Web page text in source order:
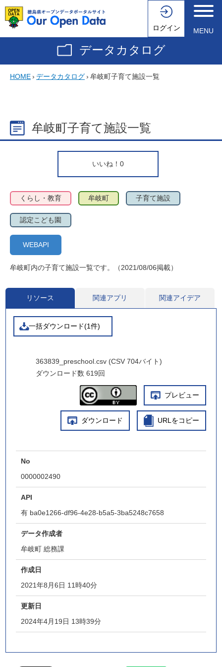
ログイン MENU
データカタログ
HOME› データカタログ› 牟岐町子育て施設一覧
牟岐町子育て施設一覧
いいね！ 0
くらし・教育 牟岐町 子育て施設
認定こども園
WEBAPI
牟岐町内の子育て施設一覧です。（2021/08/06掲載）
リソース 関連アプリ 関連アイデア
一括ダウンロード(1件)
363839_preschool.csv (CSV 704バイト)
ダウンロード数 619回
プレビュー
ダウンロード URLをコピー
No
0000002490
API
有 ba0e1266-df96-4e28-b5a5-3ba5248c7658
データ作成者
牟岐町 総務課
作成日
2021年8月6日 11時40分
更新日
2024年4月19日 13時39分